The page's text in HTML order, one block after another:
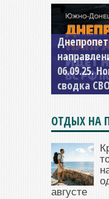
06.09.25.
сводка
04.09.25
сводка
ОТДЫХ НА
августе